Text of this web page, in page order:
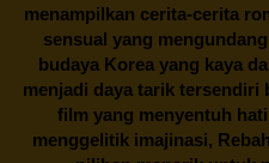
menampilkan cerita-cerita
sensual yang
budaya Korea yang kaya
menjadi daya tarik tersendiri
film yang menyentuh
menggelitik imajinasi,